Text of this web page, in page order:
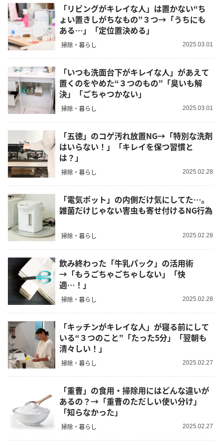
「リビングがキレイな人」は置かない“ち
ょい置きしがちなもの”３つ→「うちにも
ある…」「定位置決める」
掃除・暮らし 2025.03.01
「いつも洗面台下がキレイな人」があえて
置くのをやめた“３つのもの”「臭いも解
決」「ごちゃつかない」
掃除・暮らし 2025.03.01
「五徳」のコゲ汚れ放置NG→「特別な洗剤
はいらない！」「キレイを保つ習慣と
は？」
掃除・暮らし 2025.02.28
「電気ポット」の内側だけ気にしてた…。
雑菌だけじゃない害虫も寄せ付けるNG行為
掃除・暮らし 2025.02.28
飲み終わった「牛乳パック」の活用術
→「もうごちゃごちゃしない」「快
適…！」
掃除・暮らし 2025.02.28
「キッチンがキレイな人」が寝る前にして
いる“３つのこと”「たった5分」「翌朝も
清々しい！」
掃除・暮らし 2025.02.27
「重曹」の食用・掃除用にはどんな違いが
あるの？→「重曹のただしい使い分け」
「知らなかった」
掃除・暮らし 2025.02.27